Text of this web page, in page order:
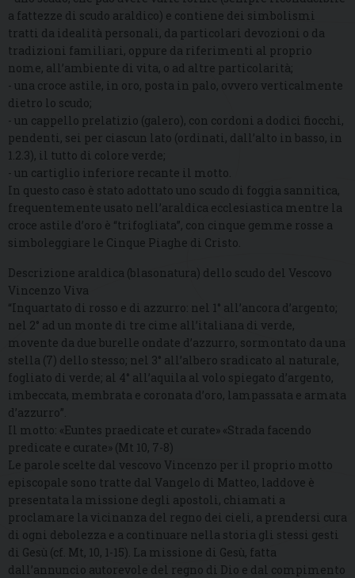
a fattezze di scudo araldico) e contiene dei simbolismi
tratti da idealità personali, da particolari devozioni o da
tradizioni familiari, oppure da riferimenti al proprio
nome, all’ambiente di vita, o ad altre particolarità;
- una croce astile, in oro, posta in palo, ovvero verticalmente
dietro lo scudo;
- un cappello prelatizio (galero), con cordoni a dodici fiocchi,
pendenti, sei per ciascun lato (ordinati, dall’alto in basso, in
1.2.3), il tutto di colore verde;
- un cartiglio inferiore recante il motto.
In questo caso è stato adottato uno scudo di foggia sannitica,
frequentemente usato nell’araldica ecclesiastica mentre la
croce astile d’oro è “trifogliata”, con cinque gemme rosse a
simboleggiare le Cinque Piaghe di Cristo.
Descrizione araldica (blasonatura) dello scudo del Vescovo
Vincenzo Viva
“Inquartato di rosso e di azzurro: nel 1° all’ancora d’argento;
nel 2° ad un monte di tre cime all’italiana di verde,
movente da due burelle ondate d’azzurro, sormontato da una
stella (7) dello stesso; nel 3° all’albero sradicato al naturale,
fogliato di verde; al 4° all’aquila al volo spiegato d’argento,
imbeccata, membrata e coronata d’oro, lampassata e armata
d’azzurro”.
Il motto: «Euntes praedicate et curate» «Strada facendo
predicate e curate» (Mt 10, 7-8)
Le parole scelte dal vescovo Vincenzo per il proprio motto
episcopale sono tratte dal Vangelo di Matteo, laddove è
presentata la missione degli apostoli, chiamati a
proclamare la vicinanza del regno dei cieli, a prendersi cura
di ogni debolezza e a continuare nella storia gli stessi gesti
di Gesù (cf. Mt, 10, 1-15). La missione di Gesù, fatta
dall’annuncio autorevole del regno di Dio e dal compimento